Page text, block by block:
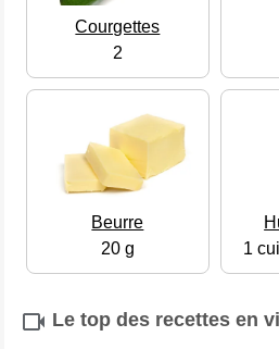
Courgettes
2
Beurre
20 g
1
Le top des recettes en